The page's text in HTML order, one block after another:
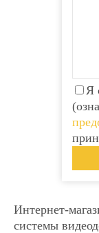
Я
Интернет-
системы